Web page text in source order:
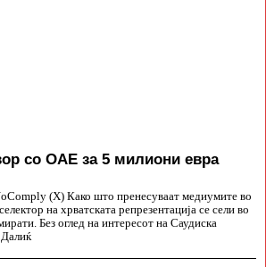
со ОАЕ за 5 милиони евра
(X) Како што пренесуваат медиумите во
на хрватската репрезентација се сели во
Без оглед на интересот на Саудиска